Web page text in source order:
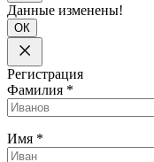
Данные изменены!
ОК
Регистрация
Фамилия *
Имя *